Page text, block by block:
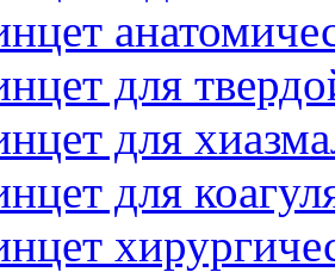
для
для
для